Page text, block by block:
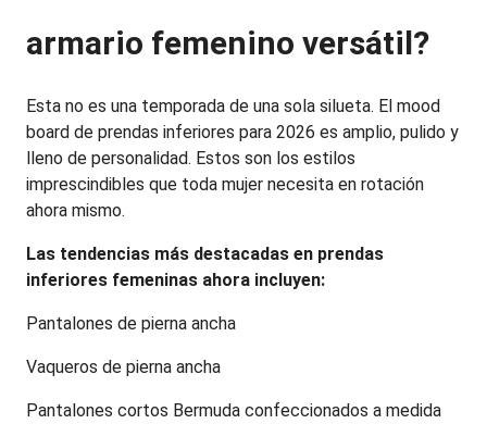
armario femenino versátil?
Esta no es una temporada de una sola silueta. El mood
board de prendas inferiores para 2026 es amplio, pulido y
lleno de personalidad. Estos son los estilos
imprescindibles que toda mujer necesita en rotación
ahora mismo.
Las tendencias más destacadas en prendas
inferiores femeninas ahora incluyen:
Pantalones de pierna ancha
Vaqueros de pierna ancha
Pantalones cortos Bermuda confeccionados a medida